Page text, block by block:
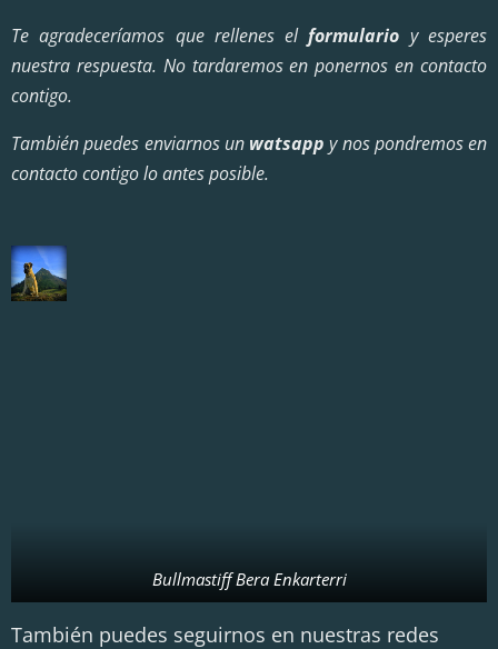
Te agradeceríamos que rellenes elformulario y esperes
nuestra respuesta. No tardaremos en ponernos en contacto
contigo.
También puedes enviarnos un watsapp y nos pondremos en
contacto contigo lo antes posible.
Bullmastiff Bera Enkarterri
También puedes seguirnos en nuestras redes